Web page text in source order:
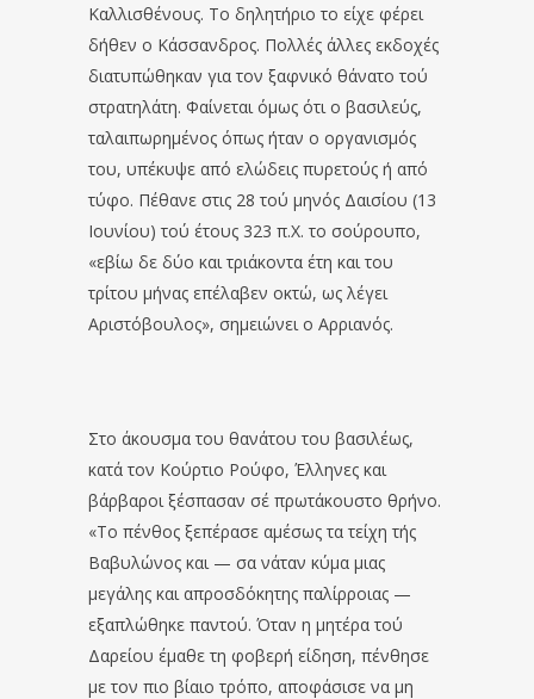
Καλλισθένους. Το δηλητήριο το είχε φέρει
δήθεν ο Κάσσανδρος. Πολλές άλλες εκδοχές
διατυπώθηκαν για τον ξαφνικό θάνατο τού
στρατηλάτη. Φαίνεται όμως ότι ο βασιλεύς,
ταλαιπωρημένος όπως ήταν ο οργανισμός
του, υπέκυψε από ελώδεις πυρετούς ή από
τύφο. Πέθανε στις 28 τού μηνός Δαισίου (13
Ιουνίου) τού έτους 323 π.Χ. το σούρουπο,
«εβίω δε δύο και τριάκοντα έτη και του
τρίτου μήνας επέλαβεν οκτώ, ως λέγει
Αριστόβουλος», σημειώνει ο Αρριανός.
Στο άκουσμα του θανάτου του βασιλέως,
κατά τον Κούρτιο Ρούφο, Έλληνες και
βάρβαροι ξέσπασαν σέ πρωτάκουστο θρήνο.
«Το πένθος ξεπέρασε αμέσως τα τείχη τής
Βαβυλώνος και — σα νάταν κύμα μιας
μεγάλης και απροσδόκητης παλίρροιας —
εξαπλώθηκε παντού. Όταν η μητέρα τού
Δαρείου έμαθε τη φοβερή είδηση, πένθησε
με τον πιο βίαιο τρόπο, αποφάσισε να μη